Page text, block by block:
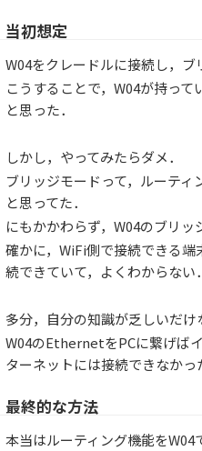
当初想定
W04をクレードルに接続し，
こうすることで，W04が持っ
と思った．
しかし，やってみたらダメ．
ブリッジモードって，ルーテ
と思ってた．
にもかかわらず，W04のブリ
確かに，WiFi側で接続できる
続できていて，よくわからない．
多分，自分の知識が乏しいだけ
W04のEthernetをPCに繋げば
ターネットには接続できなかっ
最終的な方法
本当はルーティング機能を